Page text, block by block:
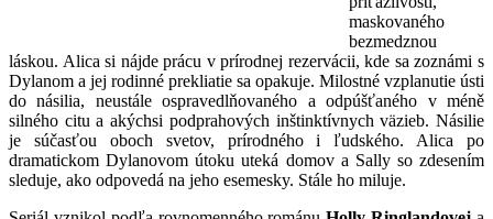
maskovaného
bezmedznou
láskou. Alica si nájde prácu v prírodnej rezervácii, kde sa zoznámi s
Dylanom a jej rodinné prekliatie sa opakuje. Milostné vzplanutie ústi
do násilia, neustále ospravedlňovaného a odpúšťaného v méně
silného citu a akýchsi podprahových inštinktívnych väzieb. Násilie
je súčasťou oboch svetov, prírodného i ľudského. Alica po
dramatickom Dylanovom útoku uteká domov a Sally so zdesením
sleduje, ako odpovedá na jeho esemesky. Stále ho miluje.